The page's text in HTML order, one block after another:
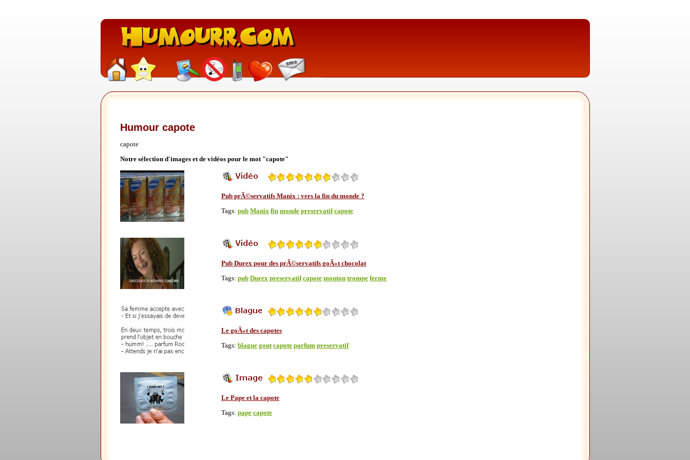
Humour capote
capote
Notre sélection d'images et de vidéos pour le mot "capote"
Pub prÃ©servatifs Manix : vers la fin du monde ?
Tags: pub Manix fin monde preservatif capote
Pub Durex pour des prÃ©servatifs goÃ»t chocolat
Tags: pub Durex preservatif capote mouton trompe ferme
Le goÃ»t des capotes
Tags: blague gout capote parfum preservatif
Le Pape et la capote
Tags: pape capote